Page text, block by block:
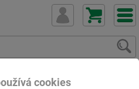
cookies